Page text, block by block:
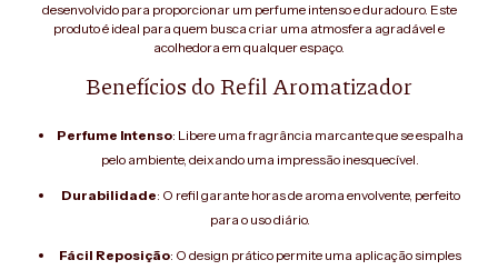
desenvolvido para proporcionar um perfume intenso e duradouro. Este
produto é ideal para quem busca criar uma atmosfera agradável e
acolhedora em qualquer espaço.
Benefícios do Refil Aromatizador
Perfume Intenso: Libere uma fragrância marcante que se espalha
pelo ambiente, deixando uma impressão inesquecível.
Durabilidade: O refil garante horas de aroma envolvente, perfeito
para o uso diário.
Fácil Reposição: O design prático permite uma aplicação simples